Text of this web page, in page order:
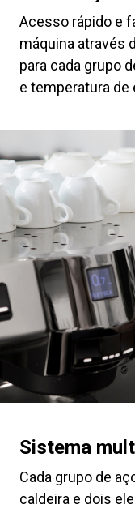
Acesso rápido e
máquina através
para cada grupo
e temperatura de
Sistema
Cada grupo de
caldeira e dois